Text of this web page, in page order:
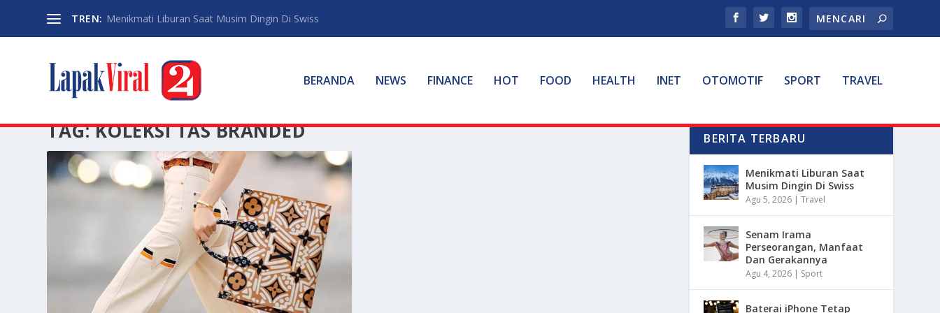
TREN: Menikmati Liburan Saat Musim Dingin Di Swiss
BERANDA NEWS FINANCE HOT FOOD HEALTH INET OTOMOTIF SPORT TRAVEL
TAG:KOLEKSI TAS BRANDED BERITA TERBARU
Menikmati Liburan Saat
Musim Dingin Di Swiss
Agu 5, 2026 |Travel
Senam Irama
Perseorangan, Manfaat
Dan Gerakannya
Agu 4, 2026 | Sport
Baterai iPhone Tetap